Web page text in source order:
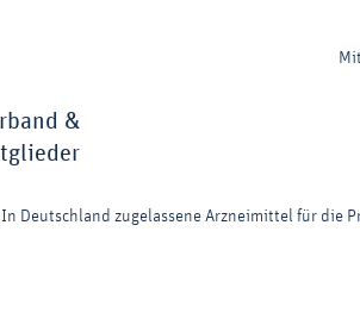
&
In Deutschland zugelassene Arzneimittel für die